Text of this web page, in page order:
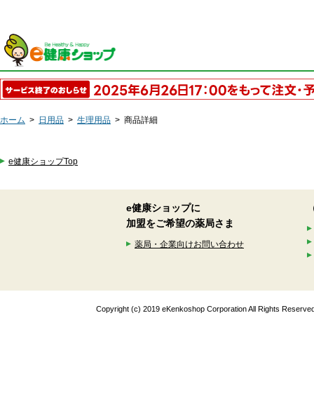
ホーム > 日用品 > 生理用品 > 商品詳細
e健康ショップTop
e健康ショップに
加盟をご希望の薬局さま
薬局・企業向けお問い合わせ
Copyright (c) 2019 eKenkoshop Corporation All Rights